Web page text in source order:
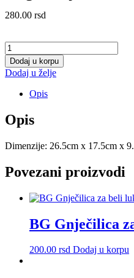
280.00 rsd
Mega
kutija
3l
N.
količina
Dodaj u korpu
Dodaj u želje
Opis
Opis
Dimenzije: 26.5cm x 17.5cm x
Povezani proizvodi
BG Gnječilica
200.00 rsd Dodaj u korpu